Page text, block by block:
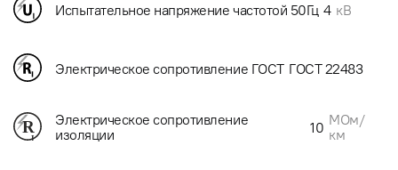
Испытательное напряжение частотой 50Гц 4 кВ
Электрическое сопротивление ГОСТ ГОСТ 22483
Электрическое сопротивление
изоляции
10 МОм/
км